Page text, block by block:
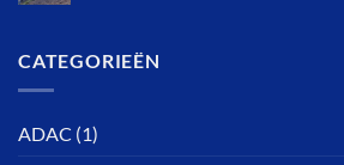
CATEGORIEËN
ADAC (1)